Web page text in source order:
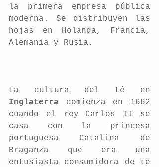
la primera empresa pública
moderna. Se distribuyen las
hojas en Holanda, Francia,
Alemania y Rusia.
Inglaterra comienza en 1662
cuando el rey Carlos II se
casa con la princesa
portuguesa Catalina de
Braganza que era una
entusiasta consumidora de té